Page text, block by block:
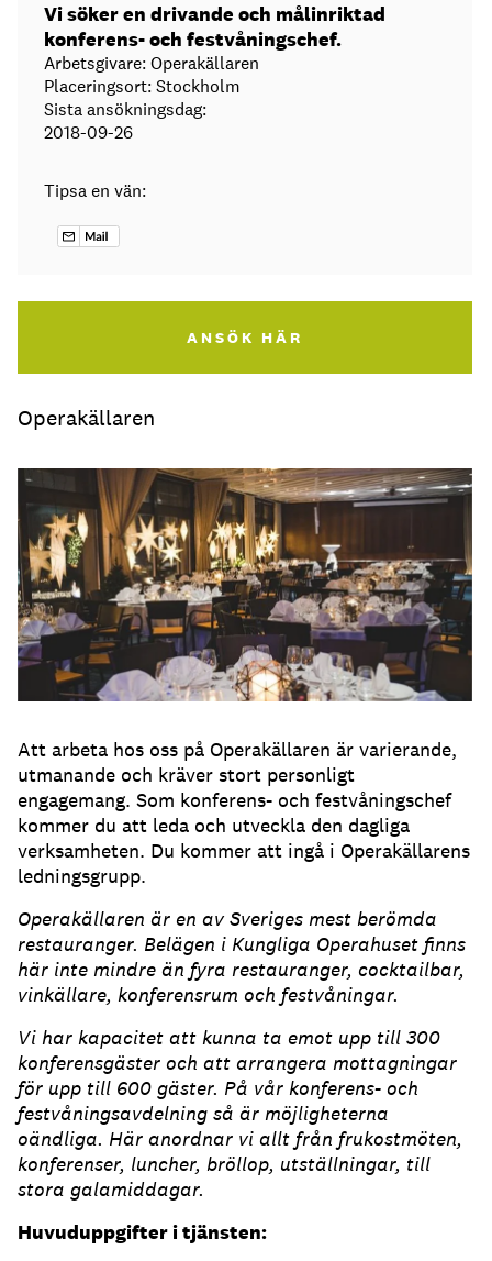
Operakällaren
Att arbeta hos oss på Operakällaren är varierande,
utmanande och kräver stort personligt
engagemang. Som konferens- och festvåningschef
kommer du att leda och utveckla den dagliga
verksamheten. Du kommer att ingå i Operakällarens
ledningsgrupp.
Operakällaren är en av Sveriges mest berömda
restauranger. Belägen i Kungliga Operahuset finns
här inte mindre än fyra restauranger, cocktailbar,
vinkällare, konferensrum och festvåningar.
Vi har kapacitet att kunna ta emot upp till 300
konferensgäster och att arrangera mottagningar
för upp till 600 gäster. På vår konferens- och
festvåningsavdelning så är möjligheterna
oändliga. Här anordnar vi allt från frukostmöten,
konferenser, luncher, bröllop, utställningar, till
stora galamiddagar.
Huvuduppgifter i tjänsten:
Vi söker en drivande och målinriktad
konferens- och festvåningschef.
Arbetsgivare: Operakällaren
Placeringsort: Stockholm
Sista ansökningsdag:
2018-09-26
Tipsa en vän:
ANSÖK HÄR